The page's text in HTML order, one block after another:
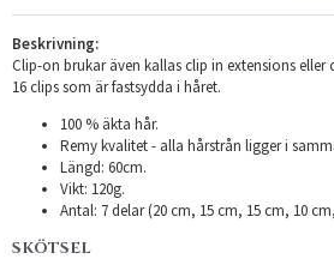
Beskrivning:
Clip-on brukar även kallas clip in extensions eller
16 clips som är fastsydda i håret.
100 % äkta hår.
Remy kvalitet - alla hårstrån ligger i
Längd: 60cm.
Vikt: 120g.
Antal: 7 delar (20 cm, 15 cm, 15 cm, 10
SKÖTSEL